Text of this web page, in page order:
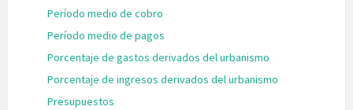
Período medio de cobro
Período medio de pagos
Porcentaje de gastos derivados del urbanismo
Porcentaje de ingresos derivados del urbanismo
Presupuestos